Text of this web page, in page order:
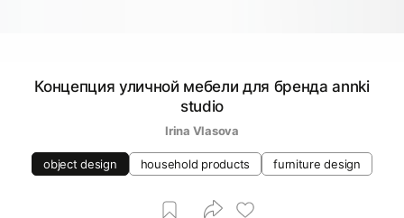
Концепция уличной мебели для бренда annki
studio
Irina Vlasova
object design household products furniture design